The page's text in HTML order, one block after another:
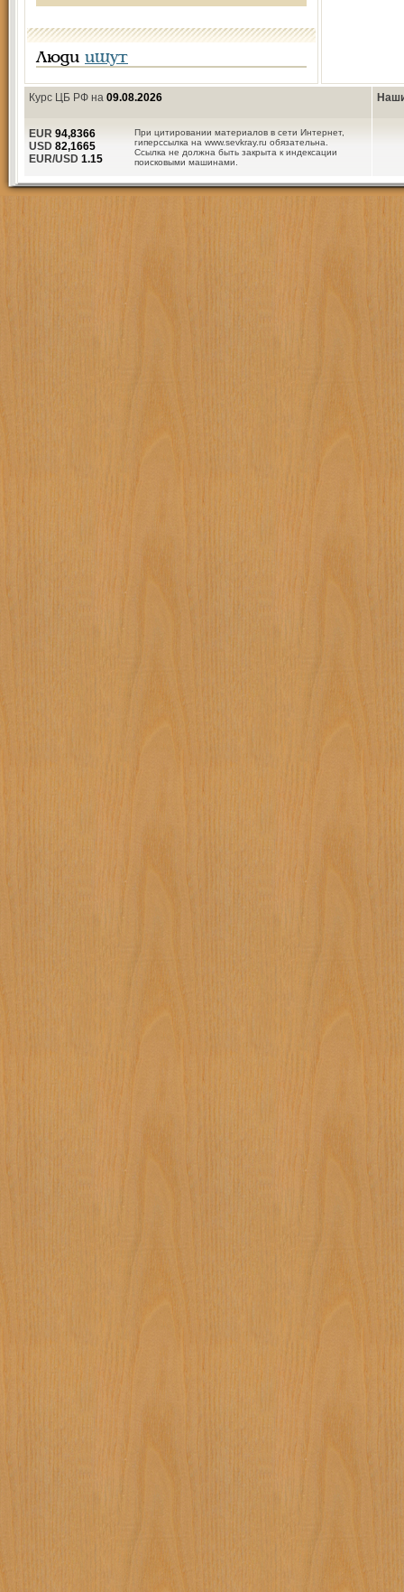
Люди ищут
Курс ЦБ РФ на 09.08.2026
При цитировании материалов в сети Интернет,
гиперссылка на www.sevkray.ru обязательна.
Ссылка не должна быть закрыта к индексации
поисковыми машинами.
EUR 94,8366
USD 82,1665
EUR/USD 1.15